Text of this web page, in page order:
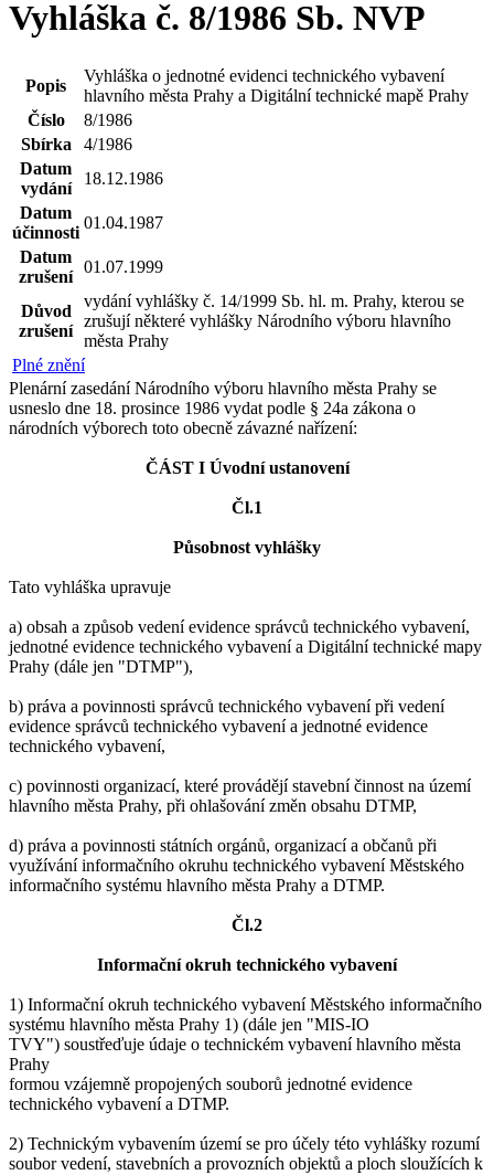
Vyhláška č. 8/1986 Sb. NVP
Popis
Vyhláška o jednotné evidenci technického vybavení
hlavního města Prahy a Digitální technické mapě Prahy
Číslo
8/1986
Sbírka
4/1986
Datum
vydání
18.12.1986
Datum
účinnosti
01.04.1987
Datum
zrušení
01.07.1999
Důvod
zrušení
vydání vyhlášky č. 14/1999 Sb. hl. m. Prahy, kterou se
zrušují některé vyhlášky Národního výboru hlavního
města Prahy
Plné znění
Plenární zasedání Národního výboru hlavního města Prahy se
usneslo dne 18. prosince 1986 vydat podle § 24a zákona o
národních výborech toto obecně závazné nařízení:
ČÁST I Úvodní ustanovení
Čl.1
Působnost vyhlášky
Tato vyhláška upravuje
a) obsah a způsob vedení evidence správců technického vybavení,
jednotné evidence technického vybavení a Digitální technické mapy
Prahy (dále jen "DTMP"),
b) práva a povinnosti správců technického vybavení při vedení
evidence správců technického vybavení a jednotné evidence
technického vybavení,
c) povinnosti organizací, které provádějí stavební činnost na území
hlavního města Prahy, při ohlašování změn obsahu DTMP,
d) práva a povinnosti státních orgánů, organizací a občanů při
využívání informačního okruhu technického vybavení Městského
informačního systému hlavního města Prahy a DTMP.
Čl.2
Informační okruh technického vybavení
1) Informační okruh technického vybavení Městského informačního
systému hlavního města Prahy 1) (dále jen "MIS-IO
TVY") soustřeďuje údaje o technickém vybavení hlavního města
Prahy
formou vzájemně propojených souborů jednotné evidence
technického vybavení a DTMP.
2) Technickým vybavením území se pro účely této vyhlášky rozumí
soubor vedení, stavebních a provozních objektů a ploch sloužících k